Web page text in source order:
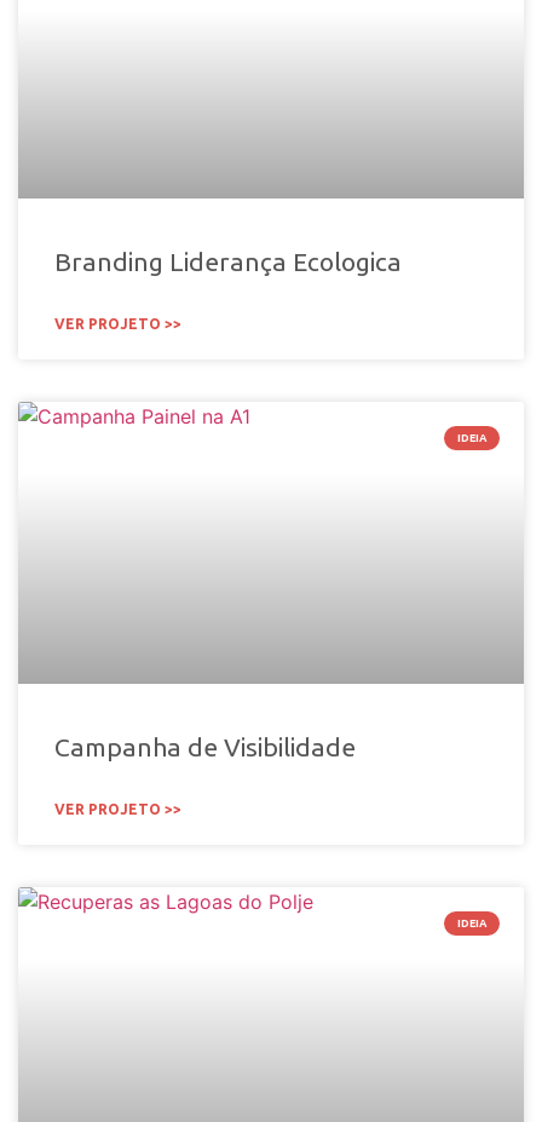
Branding Liderança Ecologica
VER PROJETO >>
IDEIA
Campanha de Visibilidade
VER PROJETO >>
IDEIA